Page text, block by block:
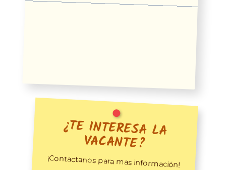
¿TE INTERESA LA
VACANTE?
¡Contactanos para mas información!